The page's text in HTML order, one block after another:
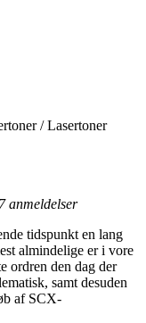
/ Lasertoner
anmeldelser
tidspunkt en lang
almindelige er i vore
ordren den dag der
samt desuden
af SCX-